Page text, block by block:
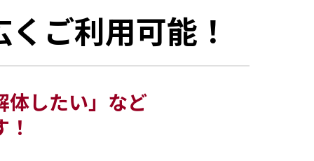
ご利用可能！
体したい」など